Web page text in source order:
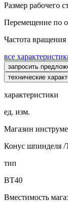
Размер рабочего
Перемещение по
Частота
все
запросить
технические
характеристики
ед. изм.
Магазин
Конус шпинделя /
тип
ВТ40
Вместимость